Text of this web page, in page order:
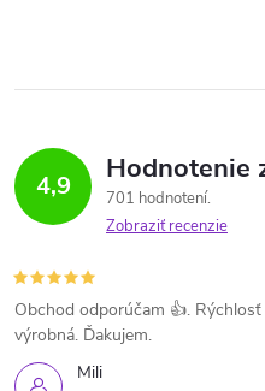
4,9 Hodnotenie
701 hodnotení
Zobraziť recenzie
Mili
Obchod odporúčam 👍.
výrobná. Ďakujem.